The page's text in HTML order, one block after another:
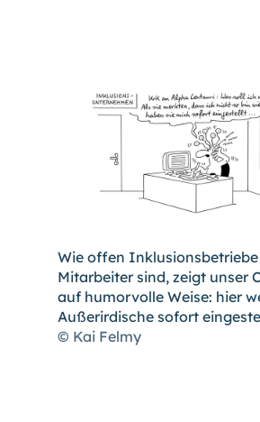
vergrößern. (Einfach bei
Schriftgrößedas Feld
Übrigens: Unsere Videos
Untertiteln versehen.
Gebärdensprache
Wie offen
Mitarbeiter sind, zeigt unser
auf humorvolle Weise: hier
Außerirdische sofort
© Kai Felmy